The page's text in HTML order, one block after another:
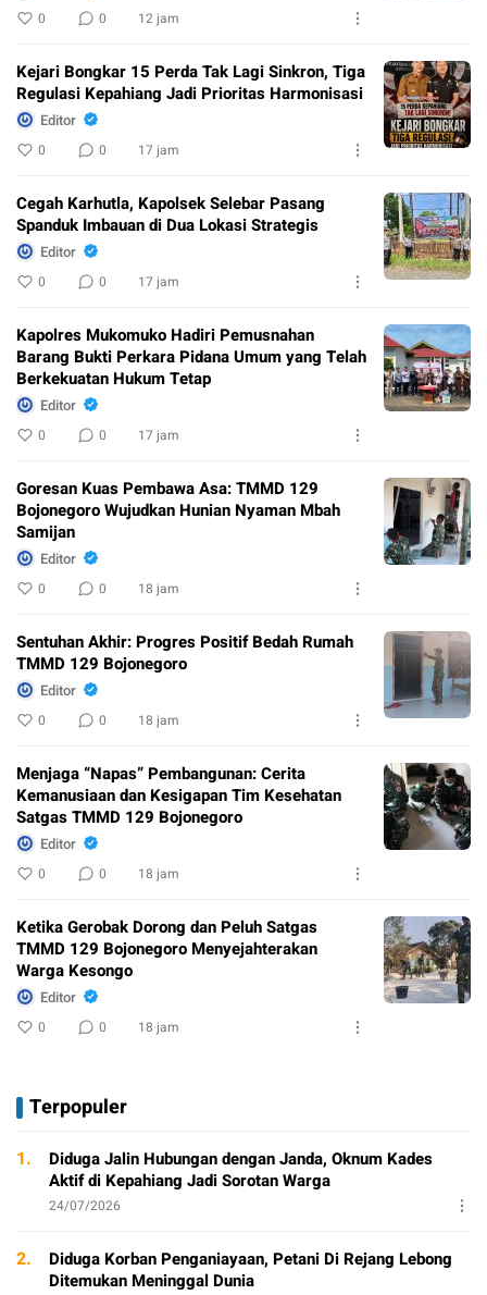
0 0 12 jam
Kejari Bongkar 15 Perda Tak Lagi Sinkron, Tiga
Regulasi Kepahiang Jadi Prioritas Harmonisasi
Editor
0 0 17 jam
Cegah Karhutla, Kapolsek Selebar Pasang
Spanduk Imbauan di Dua Lokasi Strategis
Editor
0 0 17 jam
Kapolres Mukomuko Hadiri Pemusnahan
Barang Bukti Perkara Pidana Umum yang Telah
Berkekuatan Hukum Tetap
Editor
0 0 17 jam
Goresan Kuas Pembawa Asa: TMMD 129
Bojonegoro Wujudkan Hunian Nyaman Mbah
Samijan
Editor
0 0 18 jam
Sentuhan Akhir: Progres Positif Bedah Rumah
TMMD 129 Bojonegoro
Editor
0 0 18 jam
Menjaga “Napas” Pembangunan: Cerita
Kemanusiaan dan Kesigapan Tim Kesehatan
Satgas TMMD 129 Bojonegoro
Editor
0 0 18 jam
Ketika Gerobak Dorong dan Peluh Satgas
TMMD 129 Bojonegoro Menyejahterakan
Warga Kesongo
Editor
0 0 18 jam
Terpopuler
1.
Diduga Jalin Hubungan dengan Janda, Oknum Kades
Aktif di Kepahiang Jadi Sorotan Warga
24/07/2026
2.
Diduga Korban Penganiayaan, Petani Di Rejang Lebong
Ditemukan Meninggal Dunia